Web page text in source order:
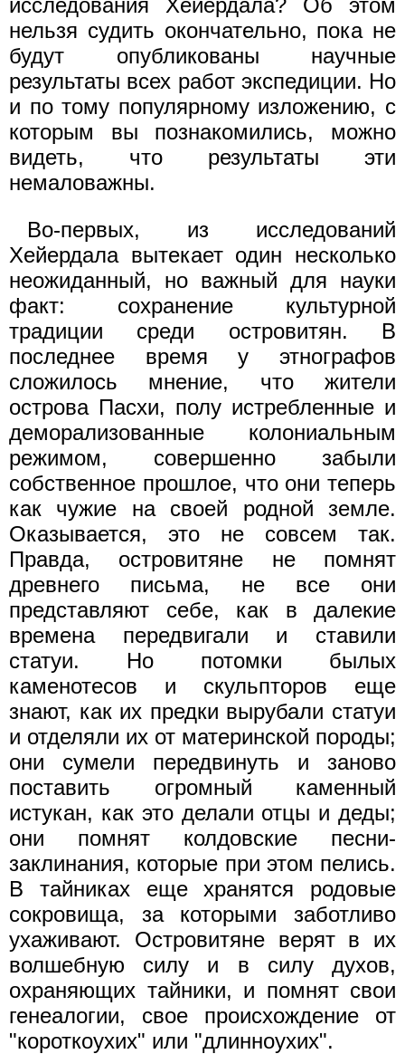
нельзя судить окончательно, пока не
будут опубликованы научные
результаты всех работ экспедиции. Но
и по тому популярному изложению, с
которым вы познакомились, можно
видеть, что результаты эти
немаловажны.
Во-первых, из исследований
Хейердала вытекает один несколько
неожиданный, но важный для науки
факт: сохранение культурной
традиции среди островитян. В
последнее время у этнографов
сложилось мнение, что жители
острова Пасхи, полу истребленные и
деморализованные колониальным
режимом, совершенно забыли
собственное прошлое, что они теперь
как чужие на своей родной земле.
Оказывается, это не совсем так.
Правда, островитяне не помнят
древнего письма, не все они
представляют себе, как в далекие
времена передвигали и ставили
статуи. Но потомки былых
каменотесов и скульпторов еще
знают, как их предки вырубали статуи
и отделяли их от материнской породы;
они сумели передвинуть и заново
поставить огромный каменный
истукан, как это делали отцы и деды;
они помнят колдовские песни-
заклинания, которые при этом пелись.
В тайниках еще хранятся родовые
сокровища, за которыми заботливо
ухаживают. Островитяне верят в их
волшебную силу и в силу духов,
охраняющих тайники, и помнят свои
генеалогии, свое происхождение от
"короткоухих" или "длинноухих".